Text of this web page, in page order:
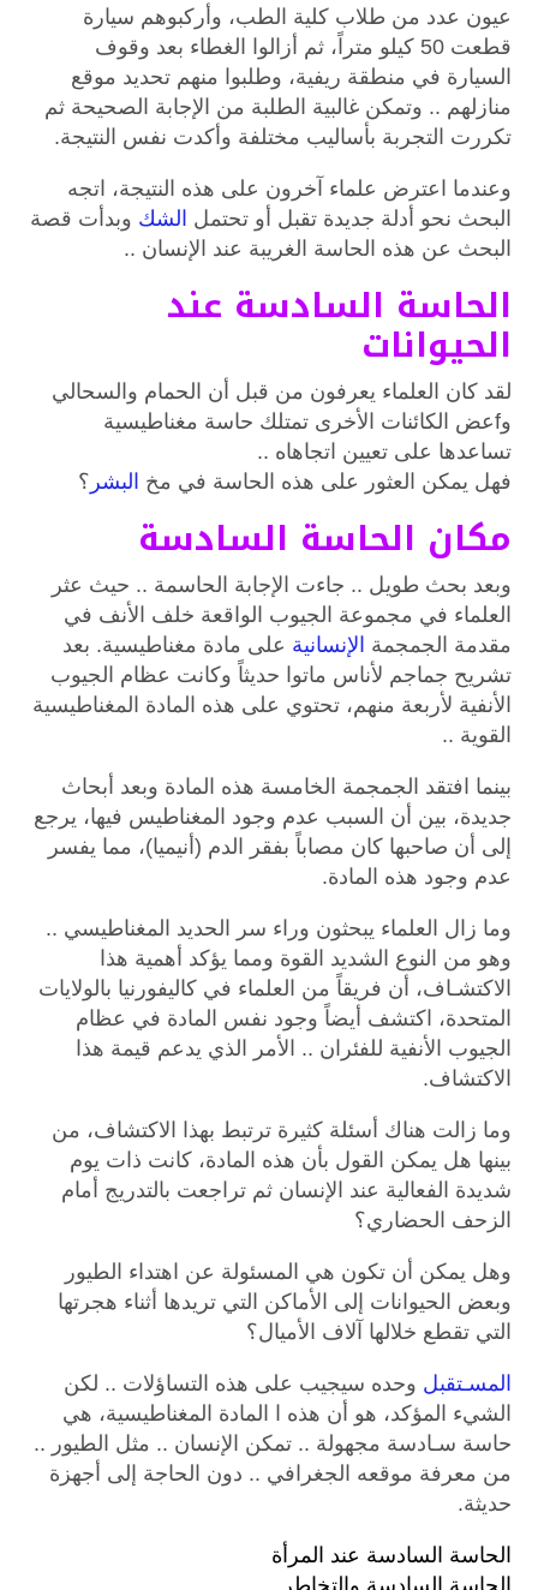
عيون عدد من طلاب كلية الطب، وأركبوهم سيارة
قطعت 50 كيلو متراً، ثم أزالوا الغطاء بعد وقوف
السيارة في منطقة ريفية، وطلبوا منهم تحديد موقع
منازلهم .. وتمكن غالبية الطلبة من الإجابة الصحيحة ثم
تكررت التجربة بأساليب مختلفة وأكدت نفس النتيجة.
وعندما اعترض علماء آخرون على هذه النتيجة، اتجه
البحث نحو أدلة جديدة تقبل أو تحتمل الشك وبدأت قصة
البحث عن هذه الحاسة الغريبة عند الإنسان ..
الحاسة السادسة عند
الحيوانات
لقد كان العلماء يعرفون من قبل أن الحمام والسحالي
وfعض الكائنات الأخرى تمتلك حاسة مغناطيسية
تساعدها على تعيين اتجاهاه ..
فهل يمكن العثور على هذه الحاسة في مخ البشر ؟
مكان الحاسة السادسة
وبعد بحث طويل .. جاءت الإجابة الحاسمة .. حيث عثر
العلماء في مجموعة الجيوب الواقعة خلف الأنف في
مقدمة الجمجمة الإنسانية على مادة مغناطيسية. بعد
تشريح جماجم لأناس ماتوا حديثاً وكانت عظام الجيوب
الأنفية لأربعة منهم، تحتوي على هذه المادة المغناطيسية
القوية ..
بينما افتقد الجمجمة الخامسة هذه المادة وبعد أبحاث
جديدة، بين أن السبب عدم وجود المغناطيس فيها، يرجع
إلى أن صاحبها كان مصاباً بفقر الدم (أنيميا)، مما يفسر
عدم وجود هذه المادة.
وما زال العلماء يبحثون وراء سر الحديد المغناطيسي ..
وهو من النوع الشديد القوة ومما يؤكد أهمية هذا
الاكتشـاف، أن فريقاً من العلماء في كاليفورنيا بالولايات
المتحدة، اكتشف أيضاً وجود نفس المادة في عظام
الجيوب الأنفية للفئران .. الأمر الذي يدعم قيمة هذا
الاكتشاف.
وما زالت هناك أسئلة كثيرة ترتبط بهذا الاكتشاف، من
بينها هل يمكن القول بأن هذه المادة، كانت ذات يوم
شديدة الفعالية عند الإنسان ثم تراجعت بالتدريج أمام
الزحف الحضاري؟
وهل يمكن أن تكون هي المسئولة عن اهتداء الطيور
وبعض الحيوانات إلى الأماكن التي تريدها أثناء هجرتها
التي تقطع خلالها آلاف الأميال؟
المسـتقبل وحده سيجيب على هذه التساؤلات .. لكن
الشيء المؤكد، هو أن هذه ا المادة المغناطيسية، هي
حاسة سـادسة مجهولة .. تمكن الإنسان .. مثل الطيور ..
من معرفة موقعه الجغرافي .. دون الحاجة إلى أجهزة
حديثة.
الحاسة السادسة عند المرأة
الحاسة السادسة والتخاطر